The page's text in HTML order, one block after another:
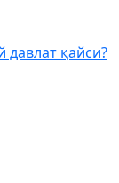
қайси?